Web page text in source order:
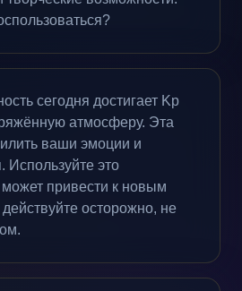
сегодня достигает Kp
атмосферу. Эта
ваши эмоции и
Используйте это
привести к новым
осторожно, не